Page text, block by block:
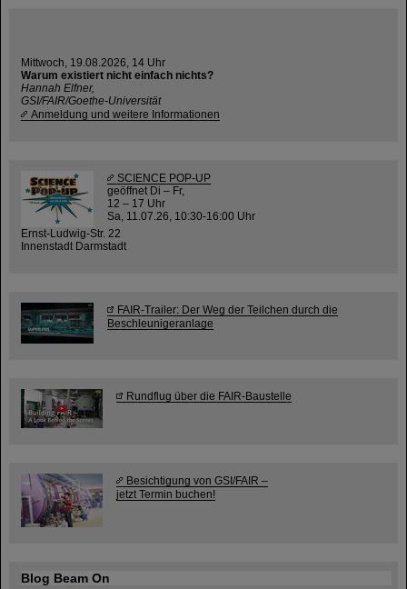
Mittwoch, 19.08.2026, 14 Uhr
Warum existiert nicht einfach nichts?
Hannah Elfner,
GSI/FAIR/Goethe-Universität
Anmeldung und weitere Informationen
SCIENCE POP-UP
geöffnet Di – Fr,
12 – 17 Uhr
Sa, 11.07.26, 10:30-16:00 Uhr
Ernst-Ludwig-Str. 22
Innenstadt Darmstadt
FAIR-Trailer: Der Weg der Teilchen durch die
Beschleunigeranlage
Rundflug über die FAIR-Baustelle
Besichtigung von GSI/FAIR –
jetzt Termin buchen!
Blog Beam On